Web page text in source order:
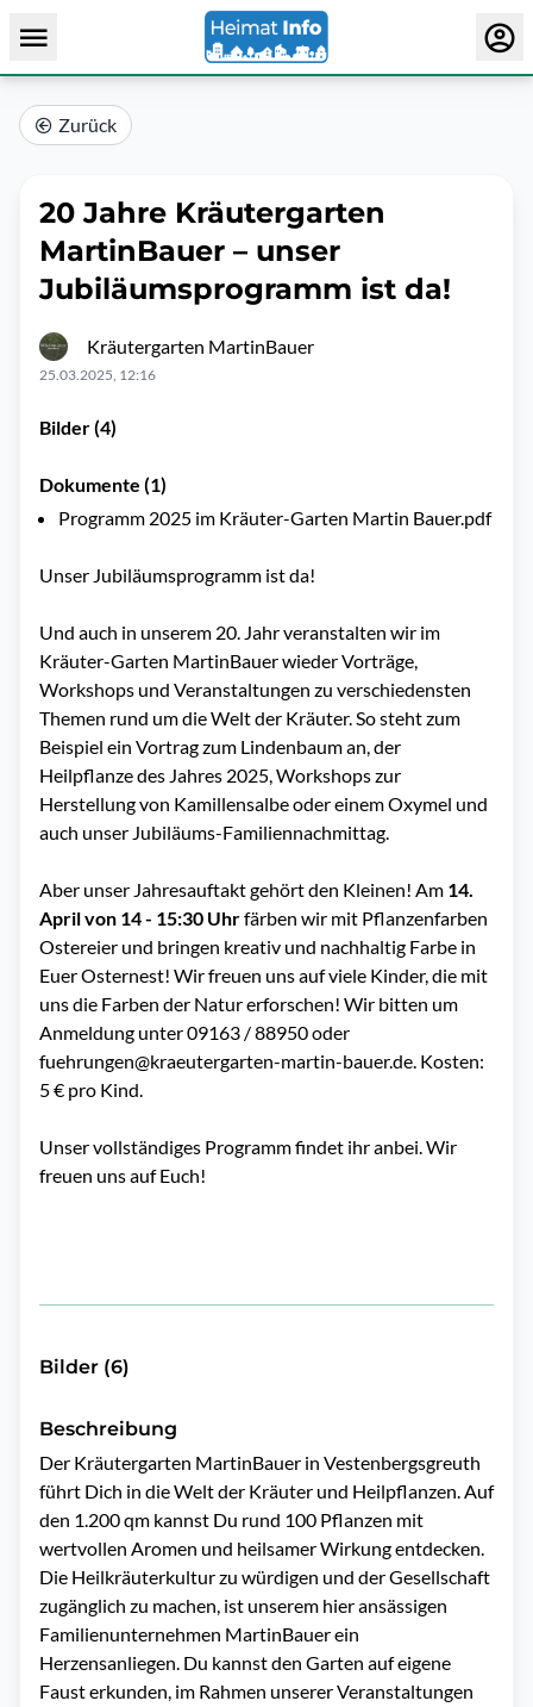
Zurück
20 Jahre Kräutergarten
MartinBauer – unser
Jubiläumsprogramm ist da!
Kräutergarten MartinBauer
25.03.2025, 12:16
Bilder (4)
Dokumente (1)
Programm 2025 im Kräuter-Garten Martin Bauer.pdf
Unser Jubiläumsprogramm ist da!
Und auch in unserem 20. Jahr veranstalten wir im
Kräuter-Garten MartinBauer wieder Vorträge,
Workshops und Veranstaltungen zu verschiedensten
Themen rund um die Welt der Kräuter. So steht zum
Beispiel ein Vortrag zum Lindenbaum an, der
Heilpflanze des Jahres 2025, Workshops zur
Herstellung von Kamillensalbe oder einem Oxymel und
auch unser Jubiläums-Familiennachmittag.
Aber unser Jahresauftakt gehört den Kleinen! Am 14.
April von 14 - 15:30 Uhrfärben wir mit Pflanzenfarben
Ostereier und bringen kreativ und nachhaltig Farbe in
Euer Osternest! Wir freuen uns auf viele Kinder, die mit
uns die Farben der Natur erforschen! Wir bitten um
Anmeldung unter 09163 / 88950 oder
fuehrungen@kraeutergarten-martin-bauer.de. Kosten:
5 € pro Kind.
Unser vollständiges Programm findet ihr anbei. Wir
freuen uns auf Euch!
Bilder (6)
Beschreibung
Der Kräutergarten MartinBauer in Vestenbergsgreuth
führt Dich in die Welt der Kräuter und Heilpflanzen. Auf
den 1.200 qm kannst Du rund 100 Pflanzen mit
wertvollen Aromen und heilsamer Wirkung entdecken.
Die Heilkräuterkultur zu würdigen und der Gesellschaft
zugänglich zu machen, ist unserem hier ansässigen
Familienunternehmen MartinBauer ein
Herzensanliegen. Du kannst den Garten auf eigene
Faust erkunden, im Rahmen unserer Veranstaltungen